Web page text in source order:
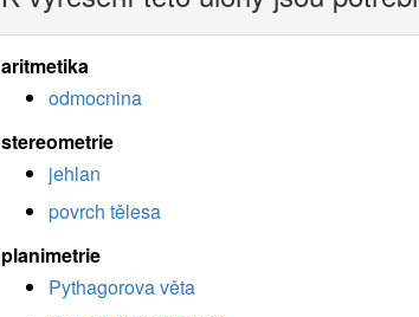
aritmetika
odmocnina
stereometrie
jehlan
povrch tělesa
planimetrie
Pythagorova věta